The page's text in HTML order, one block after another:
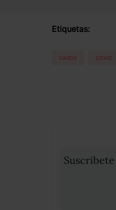
Etiquetas:
CASOS COVID